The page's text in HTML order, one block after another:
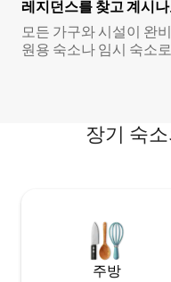
레지던스를 찾고 계시
모든 가구와 시설이 완
원용 숙소나 임시 숙소
장기 숙
주방